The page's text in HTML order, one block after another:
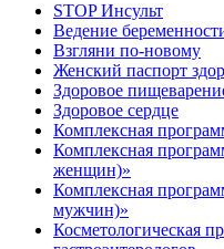
STOP Инсульт
Ведение
Взгляни по-новому
Женский паспорт
Здоровое
Здоровое сердце
Комплексная
Комплексная
женщин)»
Комплексная
мужчин)»
Косметологическая